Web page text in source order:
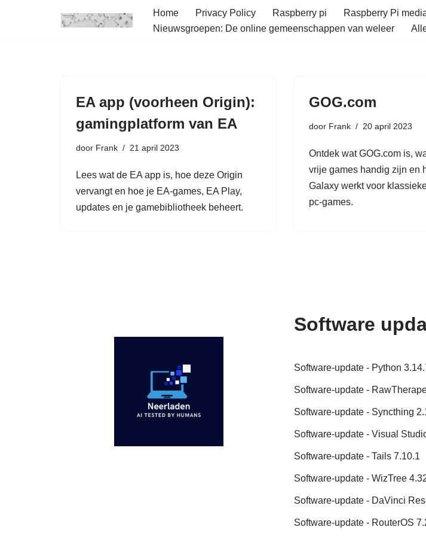
Home Privacy Policy Raspberry pi Raspberry Pi
Nieuwsgroepen: De online gemeenschappen van weleer
EA app (voorheen Origin):
gamingplatform van EA
door Frank 21 april 2023
Lees wat de EA app is, hoe deze Origin
vervangt en hoe je EA-games, EA Play,
updates en je gamebibliotheek beheert.
GOG.com
door Frank 20 april 2023
Ontdek wat GOG.com is,
vrije games handig zijn en
Galaxy werkt voor
pc-games.
Software
Software-update - Python
Software-update -
Software-update - Syncthing
Software-update - Visual
Software-update - Tails 7.10.1
Software-update - WizTree
Software-update - DaVinci
Software-update - RouterOS